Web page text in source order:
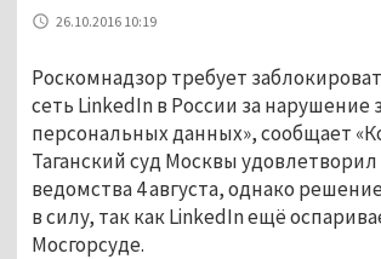
26.10.2016 10:19
Роскомнадзор требует
сеть LinkedIn в России за нарушение
персональных данных», сообщает
Таганский суд Москвы
ведомства 4 августа, однако
в силу, так как LinkedIn ещё
Мосгорсуде.